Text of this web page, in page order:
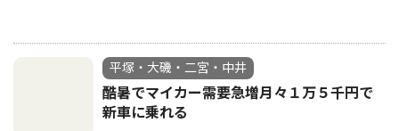
平塚・大磯・二宮・中井
酷暑でマイカー需要急増月々１万５千円で
新車に乗れる